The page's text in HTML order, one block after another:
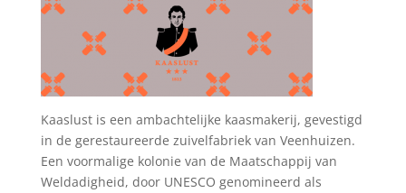
Kaaslust is een ambachtelijke kaasmakerij, gevestigd
in de gerestaureerde zuivelfabriek van Veenhuizen.
Een voormalige kolonie van de Maatschappij van
Weldadigheid, door UNESCO genomineerd als